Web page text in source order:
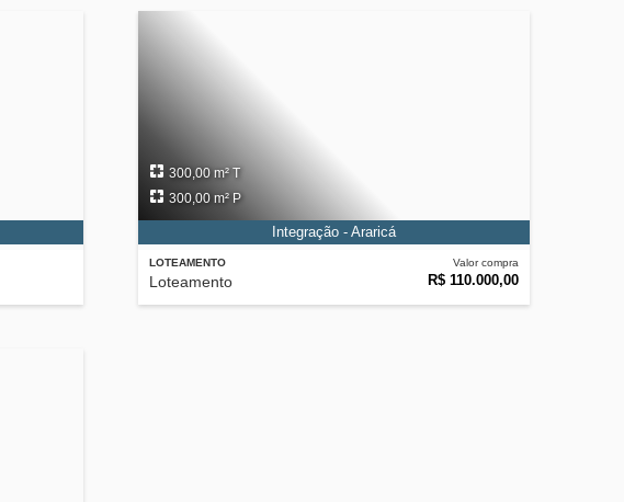
LOTEAMENTO
Loteamento
Valor compra
R$ 110.000,00
300,00 m² T
300,00 m² P
Integração - Araricá